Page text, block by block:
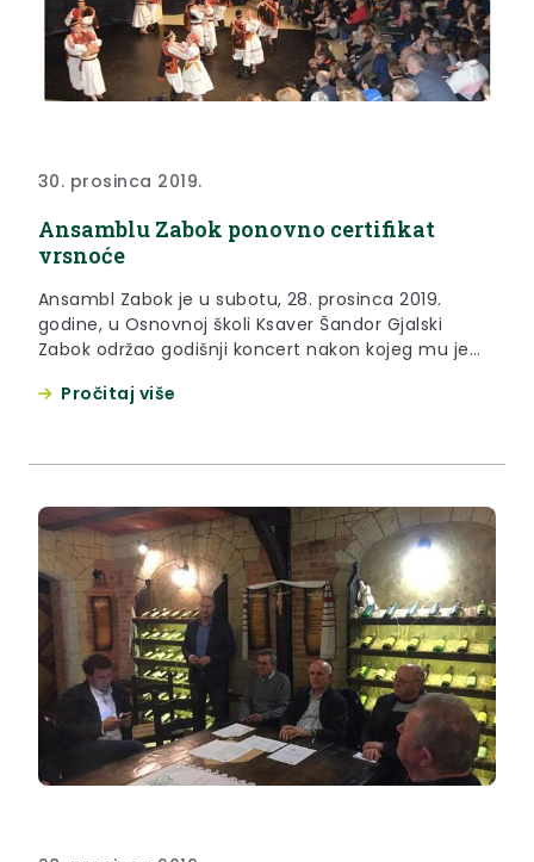
30. prosinca 2019.
Ansamblu Zabok ponovno certifikat
vrsnoće
Ansambl Zabok je u subotu, 28. prosinca 2019.
godine, u Osnovnoj školi Ksaver Šandor Gjalski
Zabok održao godišnji koncert nakon kojeg mu je
folklorne umjetnosti prema kriterijima Hrvatskog
Pročitaj više